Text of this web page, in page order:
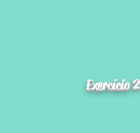
Exercício 2